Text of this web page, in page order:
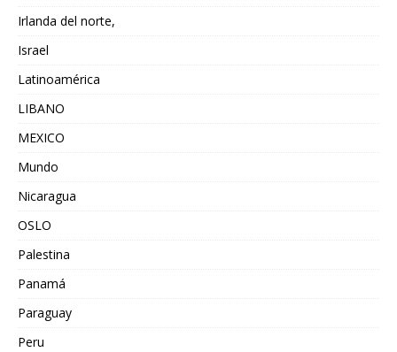
Irlanda del norte,
Israel
Latinoamérica
LIBANO
MEXICO
Mundo
Nicaragua
OSLO
Palestina
Panamá
Paraguay
Peru